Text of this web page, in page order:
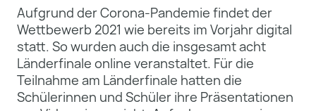
Aufgrund der Corona-Pandemie findet der
Wettbewerb 2021 wie bereits im Vorjahr digital
statt. So wurden auch die insgesamt acht
Länderfinale online veranstaltet. Für die
Teilnahme am Länderfinale hatten die
Schülerinnen und Schüler ihre Präsentationen